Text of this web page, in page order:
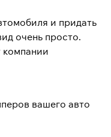
и придать
очень просто.
компании
вашего авто